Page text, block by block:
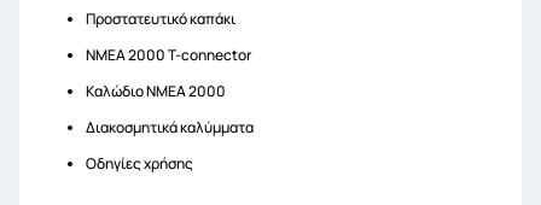
Προστατευτικό καπάκι
NMEA 2000 T-connector
Καλώδιο NMEA 2000
Διακοσμητικά καλύμματα
Οδηγίες χρήσης